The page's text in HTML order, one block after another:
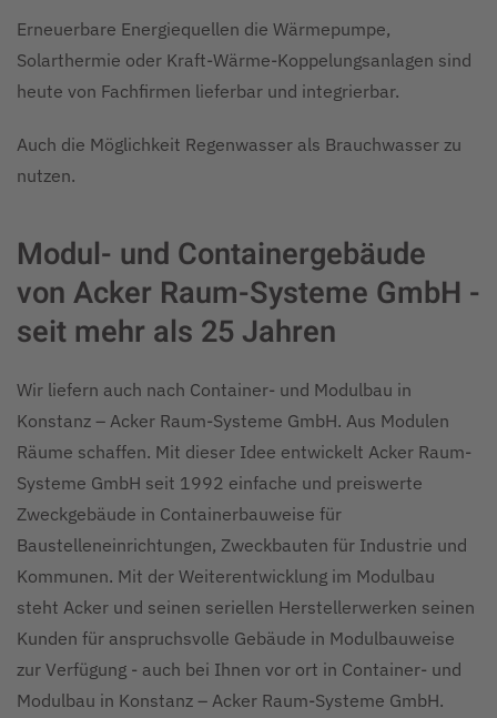
Erneuerbare Energiequellen die Wärmepumpe,
Solarthermie oder Kraft-Wärme-Koppelungsanlagen sind
heute von Fachfirmen lieferbar und integrierbar.
Auch die Möglichkeit Regenwasser als Brauchwasser zu
nutzen.
Modul- und Containergebäude
von Acker Raum-Systeme GmbH -
seit mehr als 25 Jahren
Wir liefern auch nach Container- und Modulbau in
Konstanz – Acker Raum-Systeme GmbH. Aus Modulen
Räume schaffen. Mit dieser Idee entwickelt Acker Raum-
Systeme GmbH seit 1992 einfache und preiswerte
Zweckgebäude in Containerbauweise für
Baustelleneinrichtungen, Zweckbauten für Industrie und
Kommunen. Mit der Weiterentwicklung im Modulbau
steht Acker und seinen seriellen Herstellerwerken seinen
Kunden für anspruchsvolle Gebäude in Modulbauweise
zur Verfügung - auch bei Ihnen vor ort in Container- und
Modulbau in Konstanz – Acker Raum-Systeme GmbH.